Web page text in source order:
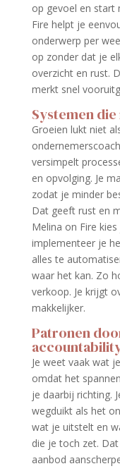
op gevoel en start
Fire helpt je
onderwerp per
op zonder dat je
overzicht en rust.
merkt snel
Systemen
Groeien lukt niet
versimpelt
en opvolging. Je
zodat je minder
Dat geeft rust en
Melina on Fire
implementeer je
alles te
waar het kan. Zo
verkoop. Je krijgt
makkelijker.
Patronen
Je weet vaak wat
omdat het
je daarbij richting.
wegduikt als het
wat je uitstelt en
die je toch zet.
aanbod